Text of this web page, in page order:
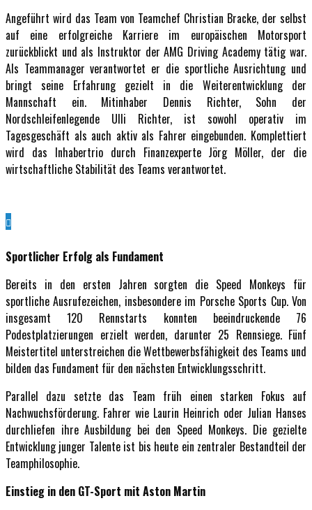
Angeführt wird das Team von Teamchef Christian Bracke, der selbst
auf eine erfolgreiche Karriere im europäischen Motorsport
zurückblickt und als Instruktor der AMG Driving Academy tätig war.
Als Teammanager verantwortet er die sportliche Ausrichtung und
bringt seine Erfahrung gezielt in die Weiterentwicklung der
Mannschaft ein. Mitinhaber Dennis Richter, Sohn der
Nordschleifenlegende Ulli Richter, ist sowohl operativ im
Tagesgeschäft als auch aktiv als Fahrer eingebunden. Komplettiert
wird das Inhabertrio durch Finanzexperte Jörg Möller, der die
wirtschaftliche Stabilität des Teams verantwortet.
Sportlicher Erfolg als Fundament
Bereits in den ersten Jahren sorgten die Speed Monkeys für
sportliche Ausrufezeichen, insbesondere im Porsche Sports Cup. Von
insgesamt 120 Rennstarts konnten beeindruckende 76
Podestplatzierungen erzielt werden, darunter 25 Rennsiege. Fünf
Meistertitel unterstreichen die Wettbewerbsfähigkeit des Teams und
bilden das Fundament für den nächsten Entwicklungsschritt.
Parallel dazu setzte das Team früh einen starken Fokus auf
Nachwuchsförderung. Fahrer wie Laurin Heinrich oder Julian Hanses
durchliefen ihre Ausbildung bei den Speed Monkeys. Die gezielte
Entwicklung junger Talente ist bis heute ein zentraler Bestandteil der
Teamphilosophie.
Einstieg in den GT-Sport mit Aston Martin